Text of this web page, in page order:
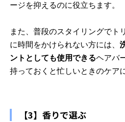
ージを抑えるのに役立ちます。
また、普段のスタイリングでト
に時間をかけられない方には、
ントとしても使用できるヘアバ
持っておくと忙しいときのケア
【3】香りで選ぶ